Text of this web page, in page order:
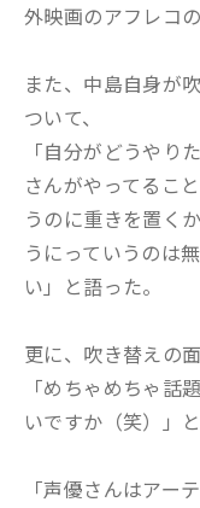
外映画のアフレコ
また、中島自身が
ついて、
「自分がどうやり
さんがやってるこ
うのに重きを置く
うにっていうのは
い」と語った。
更に、吹き替えの
「めちゃめちゃ話
いですか（笑）」
「声優さんはアー